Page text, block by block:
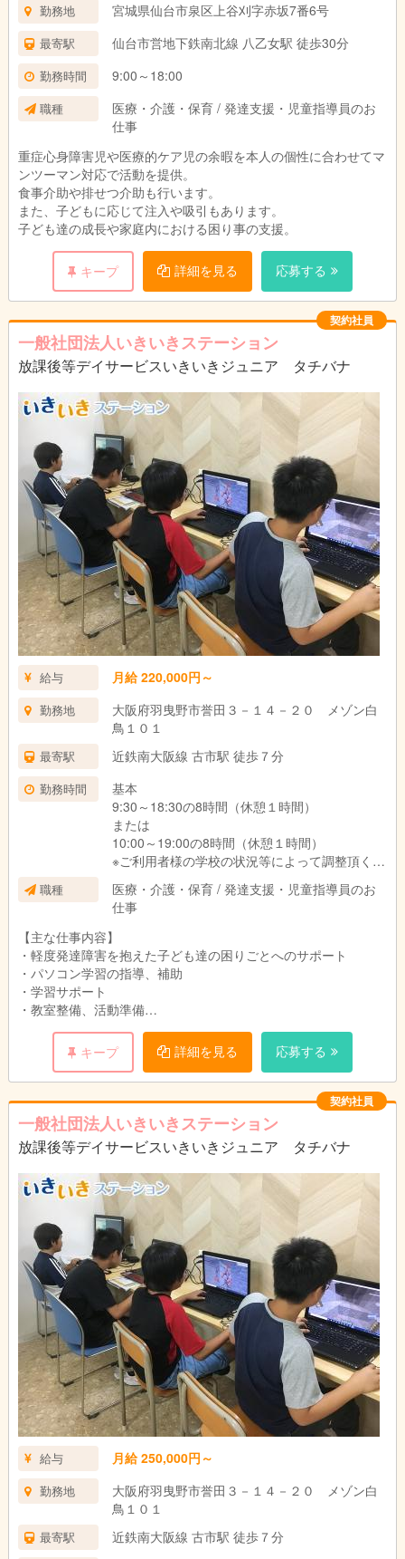
勤務地 宮城県仙台市泉区上谷刈字赤坂7番6号
最寄駅 仙台市営地下鉄南北線 八乙女駅 徒歩30分
勤務時間 9:00～18:00
職種
医療・介護・保育 / 発達支援・児童指導員のお
仕事
重症心身障害児や医療的ケア児の余暇を本人の個性に合わせてマ
ンツーマン対応で活動を提供。
食事介助や排せつ介助も行います。
また、子どもに応じて注入や吸引もあります。
子ども達の成長や家庭内における困り事の支援。
キープ 詳細を見る 応募する
契約社員
一般社団法人いきいきステーション
放課後等デイサービスいきいきジュニア タチバナ
給与 月給 220,000円～
勤務地
大阪府羽曳野市誉田３－１４－２０ メゾン白
鳥１０１
最寄駅 近鉄南大阪線 古市駅 徒歩７分
勤務時間
基本
9:30～18:30の8時間（休憩１時間）
または
10:00～19:00の8時間（休憩１時間）
※ご利用者様の学校の状況等によって調整頂く場
合がございます。
職種
医療・介護・保育 / 発達支援・児童指導員のお
仕事
【主な仕事内容】
・軽度発達障害を抱えた子ども達の困りごとへのサポート
・パソコン学習の指導、補助
・学習サポート
・教室整備、活動準備
・お子様の送迎
・事務業務補助
事務業務は本部で一括で行っているため、日々の記録をきっちり
と残して頂けると、負担を軽減できる仕組みになっています。そ
の分、子ども達の活動計画をスタッフ間で共有し合って、是非親
密に子ども達と関わりを持ってほしいです！
キープ 詳細を見る 応募する
契約社員
一般社団法人いきいきステーション
放課後等デイサービスいきいきジュニア タチバナ
給与 月給 250,000円～
勤務地
大阪府羽曳野市誉田３－１４－２０ メゾン白
鳥１０１
最寄駅 近鉄南大阪線 古市駅 徒歩７分